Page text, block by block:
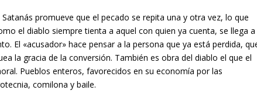
promueve que el pecado se repita una y otra vez, lo que
el diablo siempre tienta a aquel con quien ya cuenta, se llega a
El «acusador» hace pensar a la persona que ya está perdida,
la gracia de la conversión. También es obra del diablo el que el
Pueblos enteros, favorecidos en su economía por las
comilona y baile.